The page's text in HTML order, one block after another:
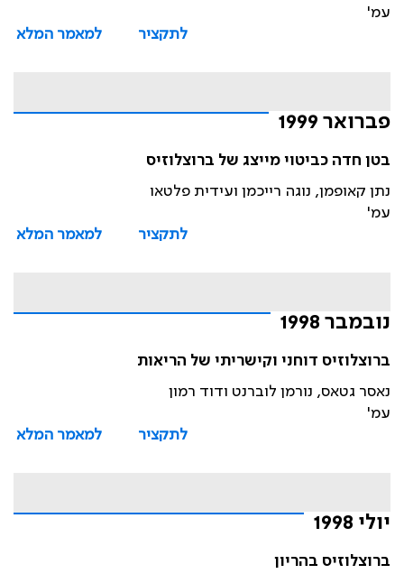
עמ'
לתקציר
למאמר המלא
פברואר 1999
בטן חדה כביטוי מייצג של ברוצלוזיס
נתן קאופמן, נוגה רייכמן ועידית פלטאו
עמ'
לתקציר
למאמר המלא
נובמבר 1998
ברוצלוזיס דוחני וקישריתי של הריאות
נאסר גטאס, נורמן לוברנט ודוד רמון
עמ'
לתקציר
למאמר המלא
יולי 1998
ברוצלוזיס בהריון